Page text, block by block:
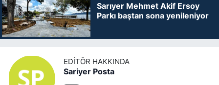
Sarıyer Mehmet Akif Ersoy
Parkı baştan sona yenileniyor
EDITÖR HAKKINDA
Sariyer Posta